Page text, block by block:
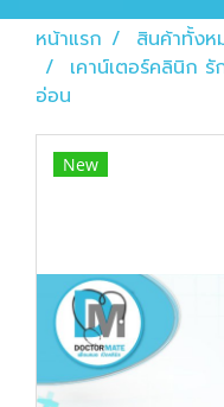
หน้าแรก สินค้าทั้งห
เคาน์เตอร์คลินิก
อ่อน
New